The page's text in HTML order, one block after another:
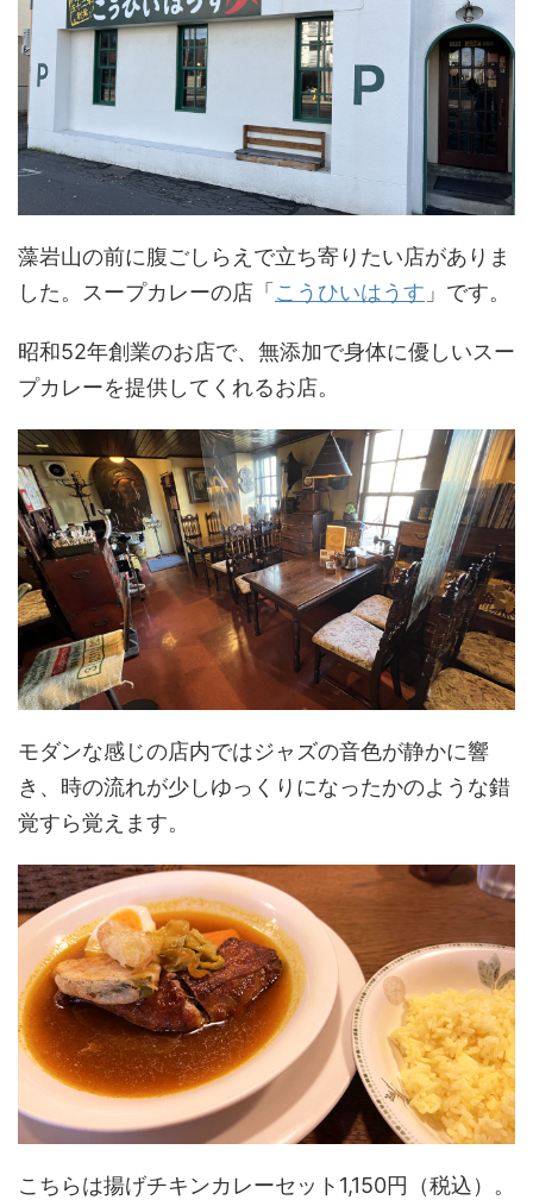
藻岩山の前に腹ごしらえで立ち寄りたい店がありま
した。スープカレーの店「 こうひいはうす 」です。
昭和52年創業のお店で、無添加で身体に優しいスー
プカレーを提供してくれるお店。
モダンな感じの店内ではジャズの音色が静かに響
き、時の流れが少しゆっくりになったかのような錯
覚すら覚えます。
こちらは揚げチキンカレーセット1,150円（税込）。